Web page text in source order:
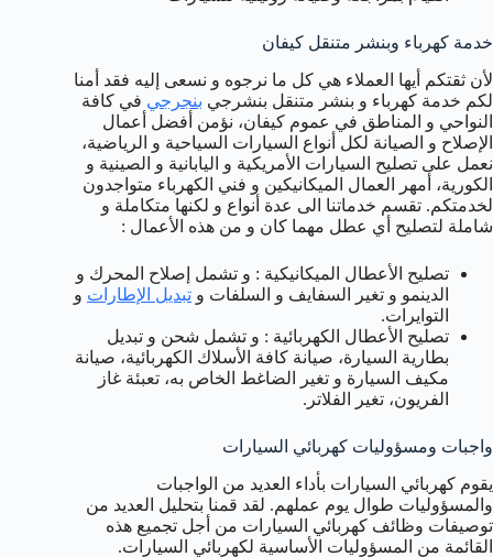
خدمة كهرباء وبنشر متنقل كيفان
لأن ثقتكم أيها العملاء هي كل ما نرجوه و نسعى إليه فقد أمنا
لكم خدمة كهرباء و بنشر متنقل بنشرجي بنجرجي في كافة
النواحي و المناطق في عموم كيفان، نؤمن أفضل أعمال
الإصلاح و الصيانة لكل أنواع السيارات السياحية و الرياضية،
نعمل على تصليح السيارات الأمريكية و اليابانية و الصينية و
الكورية، أمهر العمال الميكانيكين و فني الكهرباء متواجدون
لخدمتكم. تقسم خدماتنا الى عدة أنواع و لكنها متكاملة و
شاملة لتصليح أي عطل مهما كان و من هذه الأعمال :
تصليح الأعطال الميكانيكية : و تشمل إصلاح المحرك و
الدينمو و تغير السفايف و السلفات و تبديل الإطارات و
التوايرات.
تصليح الأعطال الكهربائية : و تشمل شحن و تبديل
بطارية السيارة، صيانة كافة الأسلاك الكهربائية، صيانة
مكيف السيارة و تغير الضاغط الخاص به، تعبئة غاز
الفريون، تغير الفلاتر.
واجبات ومسؤوليات كهربائي السيارات
يقوم كهربائي السيارات بأداء العديد من الواجبات
والمسؤوليات طوال يوم عملهم. لقد قمنا بتحليل العديد من
توصيفات وظائف كهربائي السيارات من أجل تجميع هذه
القائمة من المسؤوليات الأساسية لكهربائي السيارات.